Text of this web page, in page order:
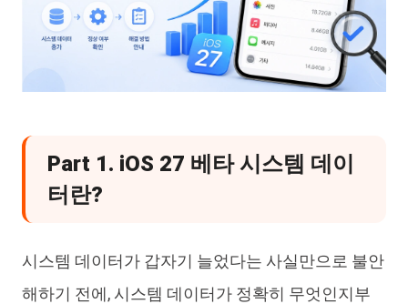
Part 1. iOS 27 베타 시스템 데이
터란?
시스템 데이터가 갑자기 늘었다는 사실만으로 불안
해하기 전에, 시스템 데이터가 정확히 무엇인지부